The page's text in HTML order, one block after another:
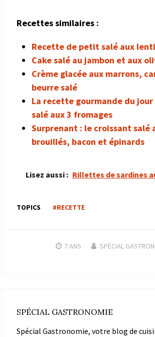
Recettes similaires :
Recette de petit salé aux
Cake salé au jambon et aux
Crème glacée aux marrons,
beurre salé
La recette gourmande du
salé aux 3 fromages
Surprenant : le croissant salé
brouillés, bacon et épinards
Lisez aussi : Rillettes de sardines
TOPICS #RECETTE
7 ANS SPÉCIAL
SPÉCIAL GASTRONOMIE
Spécial Gastronomie, votre blog de